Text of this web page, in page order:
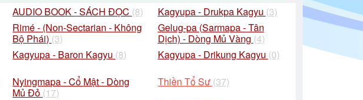
AUDIO BOOK - SÁCH ĐỌC (8) Kagyupa - Drukpa Kagyu (3)
Rimé - (Non-Sectarian - Không
Bộ Phái) (3)
Gelug-pa (Sarmapa - Tân
Dịch) - Dòng Mủ Vàng (4)
Kagyupa - Baron Kagyu (8) Kagyupa - Drikung Kagyu (0)
Nyingmapa - Cổ Mật - Dòng
Mủ Đỏ (17)
Thiền Tổ Sư (37)